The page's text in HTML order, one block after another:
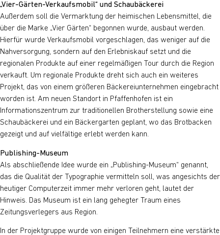
„Vier-Gärten-Verkaufsmobil“ und Schaubäckerei
Außerdem soll die Vermarktung der heimischen Lebensmittel, die
über die Marke „Vier Gärten“ begonnen wurde, ausbaut werden.
Hierfür wurde Verkaufsmobil vorgeschlagen, das weniger auf die
Nahversorgung, sondern auf den Erlebniskauf setzt und die
regionalen Produkte auf einer regelmäßigen Tour durch die Region
verkauft. Um regionale Produkte dreht sich auch ein weiteres
Projekt, das von einem größeren Bäckereiunternehmen eingebracht
worden ist. Am neuen Standort in Pfaffenhofen ist ein
Informationszentrum zur traditionellen Brotherstellung sowie eine
Schaubäckerei und ein Bäckergarten geplant, wo das Brotbacken
gezeigt und auf vielfältige erlebt werden kann.
Publishing-Museum
Als abschließende Idee wurde ein „Publishing-Museum“ genannt,
das die Qualität der Typographie vermitteln soll, was angesichts der
heutiger Computerzeit immer mehr verloren geht, lautet der
Hinweis. Das Museum ist ein lang gehegter Traum eines
Zeitungsverlegers aus Region.
In der Projektgruppe wurde von einigen Teilnehmern eine verstärkte